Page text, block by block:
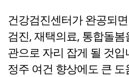
건강검진센터가 완공되
검진, 재택의료, 통합돌
관으로 자리 잡게 될 것
정주 여건 향상에도 큰